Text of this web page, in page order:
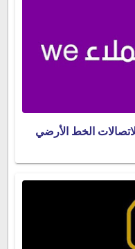
الخط الأرضي